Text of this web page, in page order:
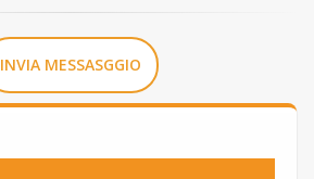
INVIA MESSASGGIO